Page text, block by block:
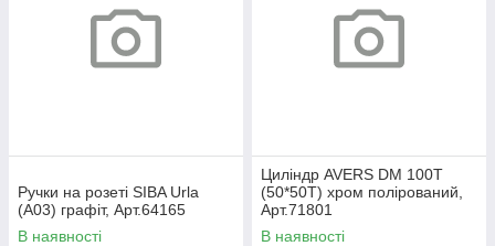
Ручки на розеті SIBA Urla
(А03) графіт, Арт.64165
В наявності
Циліндр AVERS DM 100T
(50*50T) хром полірований,
Арт.71801
В наявності